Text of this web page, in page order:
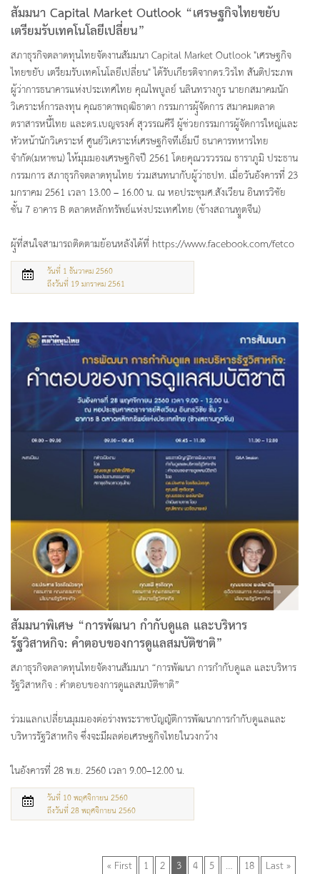
สัมมนา Capital Market Outlook “เศรษฐกิจไทยขยับ
เตรียมรับเทคโนโลยีเปลี่ยน”
สภาธุรกิจตลาดทุนไทยจัดงานสัมมนา Capital Market Outlook "เศรษฐกิจ
ไทยขยับ เตรียมรับเทคโนโลยีเปลี่ยน" ได้รับเกียรติจากดร.วิรไท สันติประภพ
ผู้ว่าการธนาคารแห่งประเทศไทย คุณไพบูลย์ นลินทรางกูร นายกสมาคมนัก
วิเคราะห์การลงทุน คุณธาดาพฤฒิธาดา กรรมการผุู้จัดการ สมาคมตลาด
ตราสารหนี้ไทย และดร.เบญจรงค์ สุวรรณคีรี ผู้ช่วยกรรมการผู้จัดการใหญ่และ
หัวหน้านักวิเคราะห์ ศูนย์วิเคราะห์เศรษฐกิจทีเอ็มบี ธนาคารทหารไทย
จำกัด(มหาชน) ให้มุมมองเศรษฐกิจปี 2561 โดยคุณวรวรรณ ธาราภูมิ ประธาน
กรรมการ สภาธุรกิจตลาดทุนไทย ร่วมสนทนากับผู้ว่าธปท. เมื่อวันอังคารที่ 23
มกราคม 2561 เวลา 13.00 – 16.00 น. ณ หอประชุมศ.สังเวียน อินทรวิชัย
ชั้น 7 อาคาร B ตลาดหลักทรัพย์แห่งประเทศไทย (ข้างสถานทููตจีน)
ผุู้ที่สนใจสามารถติดตามย้อนหลังได้ที่ https://www.facebook.com/fetco
วันที่ 1 ธันวาคม 2560
ถึงวันที่ 19 มกราคม 2561
สัมมนาพิเศษ “การพัฒนา กำกับดูแล และบริหาร
รัฐวิสาหกิจ: คำตอบของการดูแลสมบัติชาติ”
สภาธุรกิจตลาดทุนไทยจัดงานสัมมนา “การพัฒนา การกำกับดูแล และบริหาร
รัฐวิสาหกิจ : คำตอบของการดูแลสมบัติชาติ”
ร่วมแลกเปลี่ยนมุมมองต่อร่างพระราชบัญญัติการพัฒนาการกำกับดูแลและ
บริหารรัฐวิสาหกิจ ซึ่งจะมีผลต่อเศรษฐกิจไทยในวงกว้าง
ในอังคารที่ 28 พ.ย. 2560 เวลา 9.00–12.00 น.
วันที่ 10 พฤศจิกายน 2560
ถึงวันที่ 28 พฤศจิกายน 2560
« First 1 2 3 4 5 … 18 Last »